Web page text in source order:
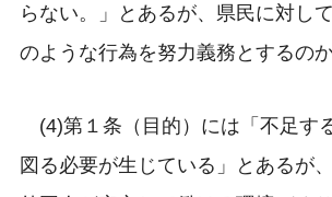
らない。」とあるが、県民に対し
のような行為を努力義務とするのか
(4)第１条（目的）には「不足す
図る必要が生じている」とあるが